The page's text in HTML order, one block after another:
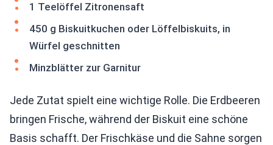
1 Teelöffel Zitronensaft
450 g Biskuitkuchen oder Löffelbiskuits, in
Würfel geschnitten
Minzblätter zur Garnitur
Jede Zutat spielt eine wichtige Rolle. Die Erdbeeren
bringen Frische, während der Biskuit eine schöne
Basis schafft. Der Frischkäse und die Sahne sorgen